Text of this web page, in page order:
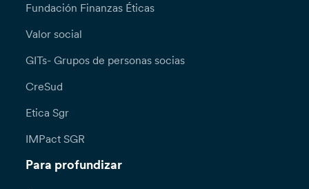
Fundación Finanzas Éticas
Valor social
GITs- Grupos de personas socias
CreSud
Etica Sgr
IMPact SGR
Para profundizar